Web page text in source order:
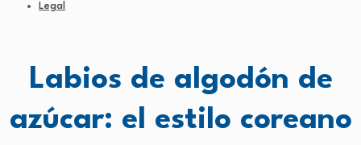
Legal
Labios de algodón de
azúcar: el estilo coreano